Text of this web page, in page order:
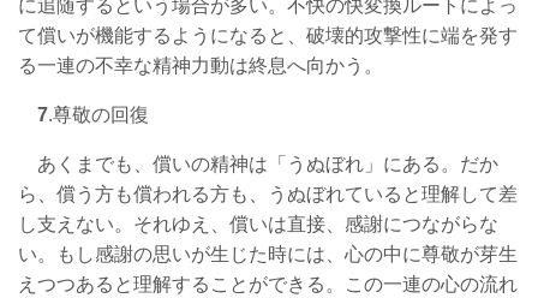
に追随するという場合が多い。不快の快変換ルートによっ
て償いが機能するようになると、破壊的攻撃性に端を発す
る一連の不幸な精神力動は終息へ向かう。
7.尊敬の回復
あくまでも、償いの精神は「うぬぼれ」にある。だか
ら、償う方も償われる方も、うぬぼれていると理解して差
し支えない。それゆえ、償いは直接、感謝につながらな
い。もし感謝の思いが生じた時には、心の中に尊敬が芽生
えつつあると理解することができる。この一連の心の流れ